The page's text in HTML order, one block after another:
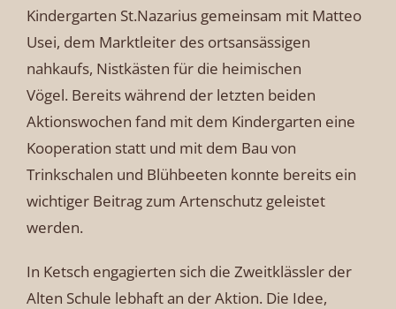
Kindergarten St.Nazarius gemeinsam mit Matteo
Usei, dem Marktleiter des ortsansässigen
nahkaufs, Nistkästen für die heimischen
Vögel. Bereits während der letzten beiden
Aktionswochen fand mit dem Kindergarten eine
Kooperation statt und mit dem Bau von
Trinkschalen und Blühbeeten konnte bereits ein
wichtiger Beitrag zum Artenschutz geleistet
werden.
In Ketsch engagierten sich die Zweitklässler der
Alten Schule lebhaft an der Aktion. Die Idee,